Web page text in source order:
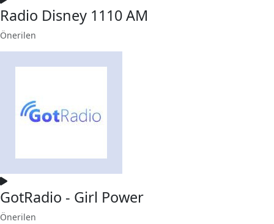
Radio Disney 1110 AM
Önerilen
GotRadio - Girl Power
Önerilen